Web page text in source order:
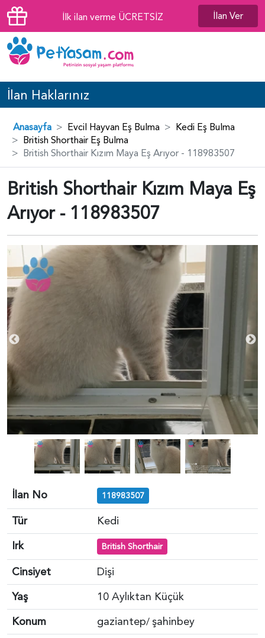
İlk ilan verme ÜCRETSİZ İlan Ver
İlan Haklarınız
Anasayfa Evcil Hayvan Eş Bulma
Kedi Eş Bulma
British Shorthair Eş Bulma
British Shorthair Kızım Maya Eş Arıyor - 118983507
British Shorthair Kızım Maya Eş
Arıyor - 118983507
İlan No 118983507
Tür
Kedi
Irk
British Shorthair
Cinsiyet
Dişi
Yaş
10 Aylıktan Küçük
Konum
gaziantep/şahinbey